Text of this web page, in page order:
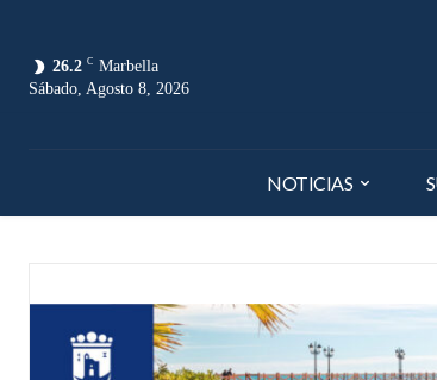
26.2 C Marbella
Sábado, Agosto 8, 2026
NOTICIAS